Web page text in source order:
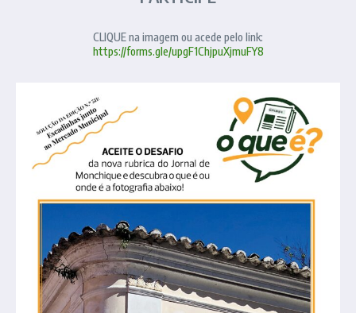
CLIQUE na imagem ou acede pelo link:
https://forms.gle/upgF1ChjpuXjmuFY8